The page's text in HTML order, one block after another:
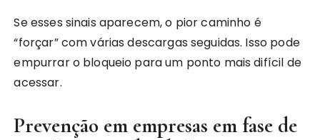
Se esses sinais aparecem, o pior caminho é
“forçar” com várias descargas seguidas. Isso pode
empurrar o bloqueio para um ponto mais difícil de
acessar.
Prevenção em empresas em fase de